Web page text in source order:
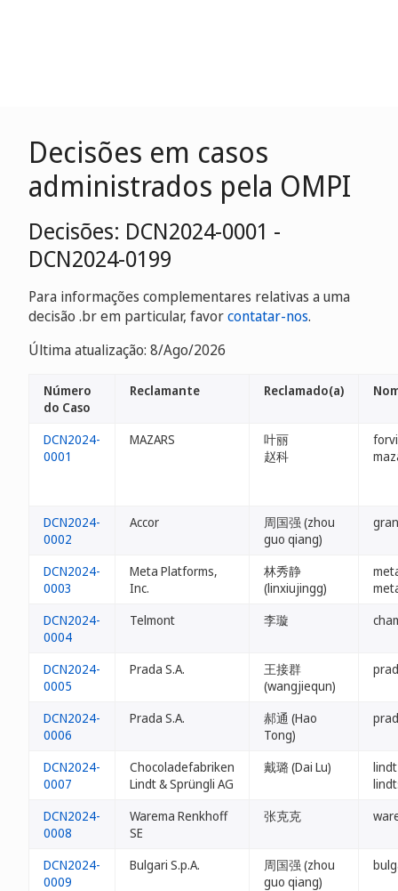
Decisões em casos
administrados pela OMPI
Decisões: DCN2024-0001 -
DCN2024-0199
Para informações complementares relativas a uma
decisão .br em particular, favorcontatar-nos.
Última atualização: 8/Ago/2026
Número
do Caso
Reclamante Reclamado(a)
DCN2024-
0001
MAZARS
叶丽
赵科
DCN2024-
0002
Accor
周国强 (zhou
guo qiang)
DCN2024-
0003
Meta Platforms,
Inc.
林秀静
(linxiujingg)
DCN2024-
0004
Telmont 李璇
DCN2024-
0005
Prada S.A.
王接群
(wangjiequn)
DCN2024-
0006
Prada S.A.
郝通 (Hao
Tong)
DCN2024-
0007
Chocoladefabriken
Lindt & Sprüngli AG
戴璐 (Dai Lu)
DCN2024-
0008
Warema Renkhoff
SE
张克克
DCN2024-
0009
Bulgari S.p.A.
周国强 (zhou
guo qiang)